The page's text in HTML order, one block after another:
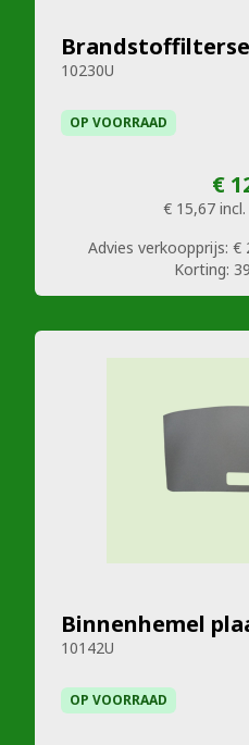
10230U
OP VOORRAAD
€
€ 15,67
Advies verkoopprijs: €
Korting:
Binnenhemel
10142U
OP VOORRAAD